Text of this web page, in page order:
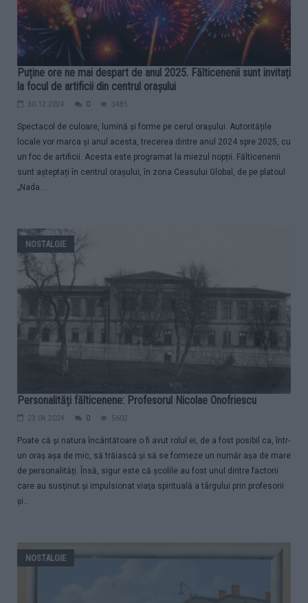
Puține ore ne mai despart de anul 2025. Fălticenenii sunt invitați
la focul de artificii din centrul orașului
30.12.2024 0 3485
Spectacol de culoare, lumină și forme pe cerul orașului. Autoritățile
locale vor marca și anul acesta, trecerea dintre anul 2024 spre 2025, cu
un foc de artificii. Acesta este programat la miezul nopții. Fălticenenii
sunt așteptați în centrul orașului, în zona Ceasului Global, de pe platoul
„Nada...
NOSTALGIE
Personalități fălticenene: Profesorul Nicolae Onofriescu
23.04.2024 0 5602
Poate că şi natura încântătoare o fi avut rolul ei, de a fost posibil ca, într-
un oraş aşa de mic, să trăiască şi să se formeze un număr aşa de mare
de personalităţi. Însă, sigur este că şcolile au fost unul dintre factorii
care au susţinut şi impulsionat viaţa spirituală a târgului prin profesorii
şi...
NOSTALGIE